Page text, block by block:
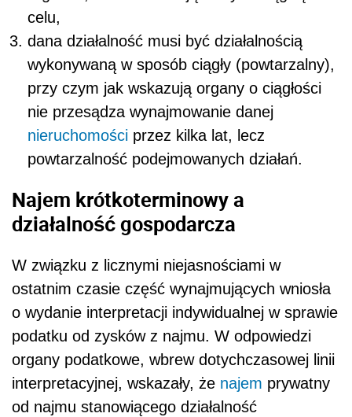
celu,
dana działalność musi być działalnością
wykonywaną w sposób ciągły (powtarzalny),
przy czym jak wskazują organy o ciągłości
nie przesądza wynajmowanie danej
nieruchomości przez kilka lat, lecz
powtarzalność podejmowanych działań.
Najem krótkoterminowy a
działalność gospodarcza
W związku z licznymi niejasnościami w
ostatnim czasie część wynajmujących wniosła
o wydanie interpretacji indywidualnej w sprawie
podatku od zysków z najmu. W odpowiedzi
organy podatkowe, wbrew dotychczasowej linii
interpretacyjnej, wskazały, że najem prywatny
od najmu stanowiącego działalność